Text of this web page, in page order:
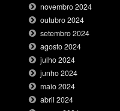
novembro 2024
outubro 2024
setembro 2024
agosto 2024
julho 2024
junho 2024
maio 2024
abril 2024